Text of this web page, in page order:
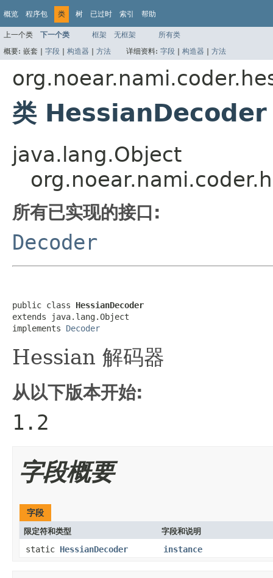
概览 程序包 类 树 已过时 索引 帮助
上一个类 下一个类 框架 无框架
所有类
概要: 嵌套 | 字段 | 构造器 | 方法 详细资料: 字段 | 构造器 | 方法
类 HessianDecoder
java.lang.Object
所有已实现的接口:
Decoder
public class HessianDecoder
extends java.lang.Object
implements Decoder
Hessian 解码器
从以下版本开始:
1.2
字段概要
字段
限定符和类型 字段和说明
static HessianDecoder instance